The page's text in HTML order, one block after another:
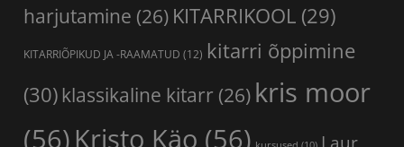
harjutamine (26) KITARRIKOOL (29)
KITARRIÕPIKUD JA -RAAMATUD (12) kitarri õppimine
(30) klassikaline kitarr (26) kris moor
(56) Kristo Käo (56)